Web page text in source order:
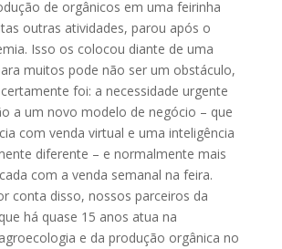
de orgânicos em uma feirinha
outras atividades, parou após o
Isso os colocou diante de uma
muitos pode não ser um obstáculo,
foi: a necessidade urgente
a um novo modelo de negócio – que
com venda virtual e uma inteligência
diferente – e normalmente mais
com a venda semanal na feira.
conta disso, nossos parceiros da
há quase 15 anos atua na
e da produção orgânica no